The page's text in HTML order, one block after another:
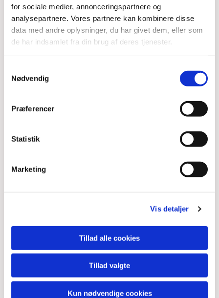
for sociale medier, annonceringspartnere og
analysepartnere. Vores partnere kan kombinere disse
data med andre oplysninger, du har givet dem, eller som
de har indsamlet fra din brug af deres tjenester.
Nødvendig
Præferencer
Statistik
Marketing
Vis detaljer
Tillad alle cookies
Tillad valgte
Kun nødvendige cookies
MobilePay
Læs mere
Vejkirke